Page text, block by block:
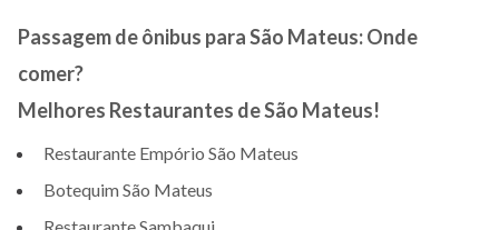
Passagem de ônibus para São Mateus: Onde
comer?
Melhores Restaurantes de São Mateus!
Restaurante Empório São Mateus
Botequim São Mateus
Restaurante Sambaqui